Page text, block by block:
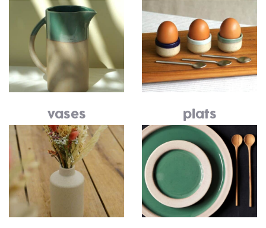
vases plats